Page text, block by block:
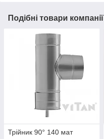
Подібні товари компанії
Трійник 90° 140 мат